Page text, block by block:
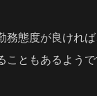
務態度が良けれ
こともあるようで